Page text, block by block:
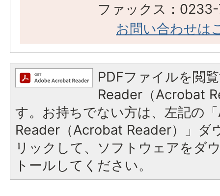
ファックス：
お問い合わせは
PDFファイルを閲
Reader（Acrobat
す。お持ちでない方は、左記の
Reader（Acrobat Reader）」ダ
リックして、ソフトウェアをダ
トールしてください。